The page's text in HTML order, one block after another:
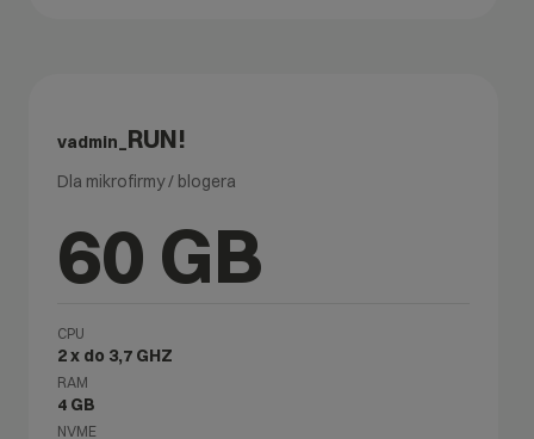
vadmin_ RUN!
Dla mikrofirmy / blogera
60 GB
CPU
2 x do 3,7 GHZ
RAM
4 GB
NVME